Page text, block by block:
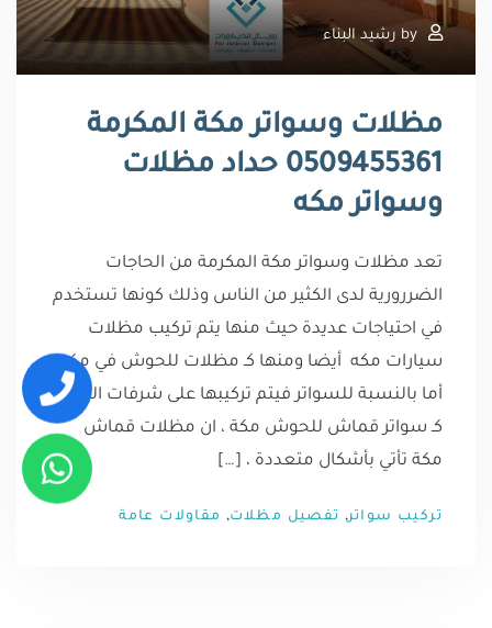
by رشيد البناء
مظلات وسواتر مكة المكرمة
0509455361 حداد مظلات
وسواتر مكه
تعد مظلات وسواتر مكة المكرمة من الحاجات
الضررورية لدى الكثير من الناس وذلك كونها تستخدم
في احتياجات عديدة حيث منها يتم تركيب مظلات
سيارات مكه أيضا ومنها كـ مظلات للحوش في مكه ،
أما بالنسبة للسواتر فيتم تركيبها على شرفات المنازل
كـ سواتر قماش للحوش مكة ، ان مظلات قماش
مكة تأتي بأشكال متعددة ، […]
تركيب سواتر, تفصيل مظلات, مقاولات عامة